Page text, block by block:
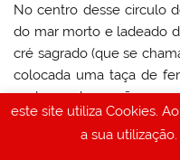
No centro desse circulo
do mar morto e ladeado
cré sagrado (que se
colocada uma taça de
pedaços de carvão
inflamáveis e
este site utiliza Cookies.
a sua utilização.